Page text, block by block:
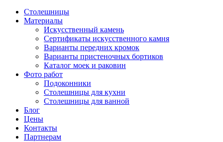
Столешницы
Материалы
Искусственный камень
Сертификаты искусственного камня
Варианты передних кромок
Варианты пристеночных бортиков
Каталог моек и раковин
Фото работ
Подоконники
Столешницы для кухни
Столешницы для ванной
Блог
Цены
Контакты
Партнерам